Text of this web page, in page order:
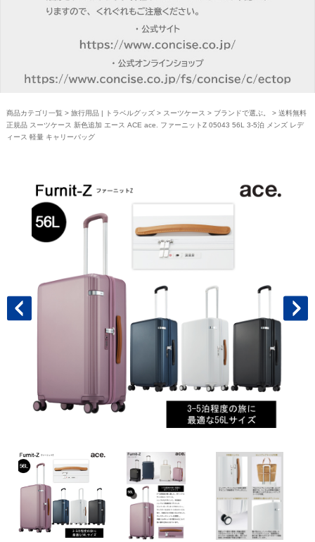
商品カテゴリ一覧 > 旅行用品 | トラベルグッズ> スーツケース > ブランドで選ぶ。
> 送料無料
正規品 スーツケース 新色追加 エース ACE ace. ファーニットZ 05043 56L 3-5泊 メンズ レデ
ィース 軽量 キャリーバッグ